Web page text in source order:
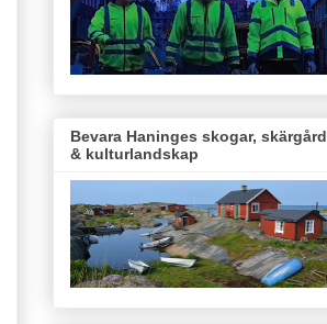
Bevara Haninges skogar, skärgård
& kulturlandskap